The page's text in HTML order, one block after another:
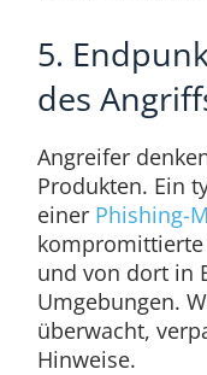
5.
des
Angreifer
Produkten. Ein
einer Phishing-
kompromittierte
und von dort in
Umgebungen.
überwacht,
Hinweise.